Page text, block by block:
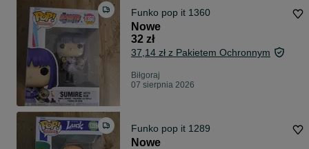
Funko pop it 1360
Nowe
32 zł
37,14 zł z Pakietem Ochronnym
Biłgoraj
07 sierpnia 2026
Funko pop it 1289
Nowe